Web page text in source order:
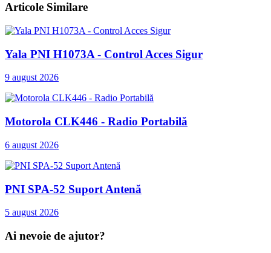
Articole Similare
Yala PNI H1073A - Control Acces Sigur
9 august 2026
Motorola CLK446 - Radio Portabilă
6 august 2026
PNI SPA-52 Suport Antenă
5 august 2026
Ai nevoie de ajutor?